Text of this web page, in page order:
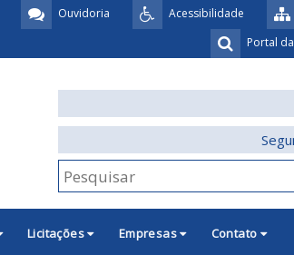
Acessibilidade
Ouvidoria
Portal
Licitações Empresas Contato